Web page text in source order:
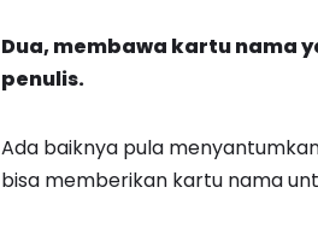
Dua, membawa kartu nama
penulis.
Ada baiknya pula
bisa memberikan kartu nama